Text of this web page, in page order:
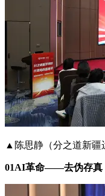
▲陈思静（分之道新疆
01AI革命——去伪存真